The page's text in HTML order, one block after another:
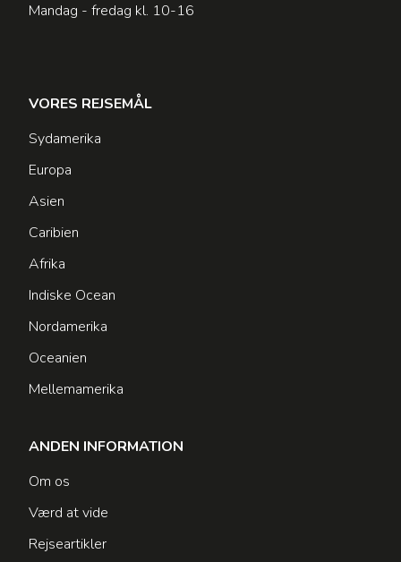
Mandag - fredag kl. 10-16
VORES REJSEMÅL
Sydamerika
Europa
Asien
Caribien
Afrika
Indiske Ocean
Nordamerika
Oceanien
Mellemamerika
ANDEN INFORMATION
Om os
Værd at vide
Rejseartikler